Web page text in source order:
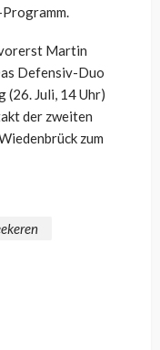
Martin
Defensiv-Duo
(26. Juli, 14 Uhr)
der zweiten
zum